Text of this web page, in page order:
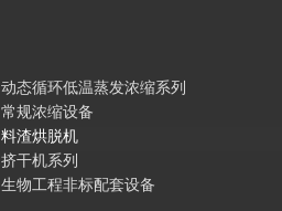
动态循环低温蒸发浓缩系列
常规浓缩设备
料渣烘脱机
挤干机系列
生物工程非标配套设备